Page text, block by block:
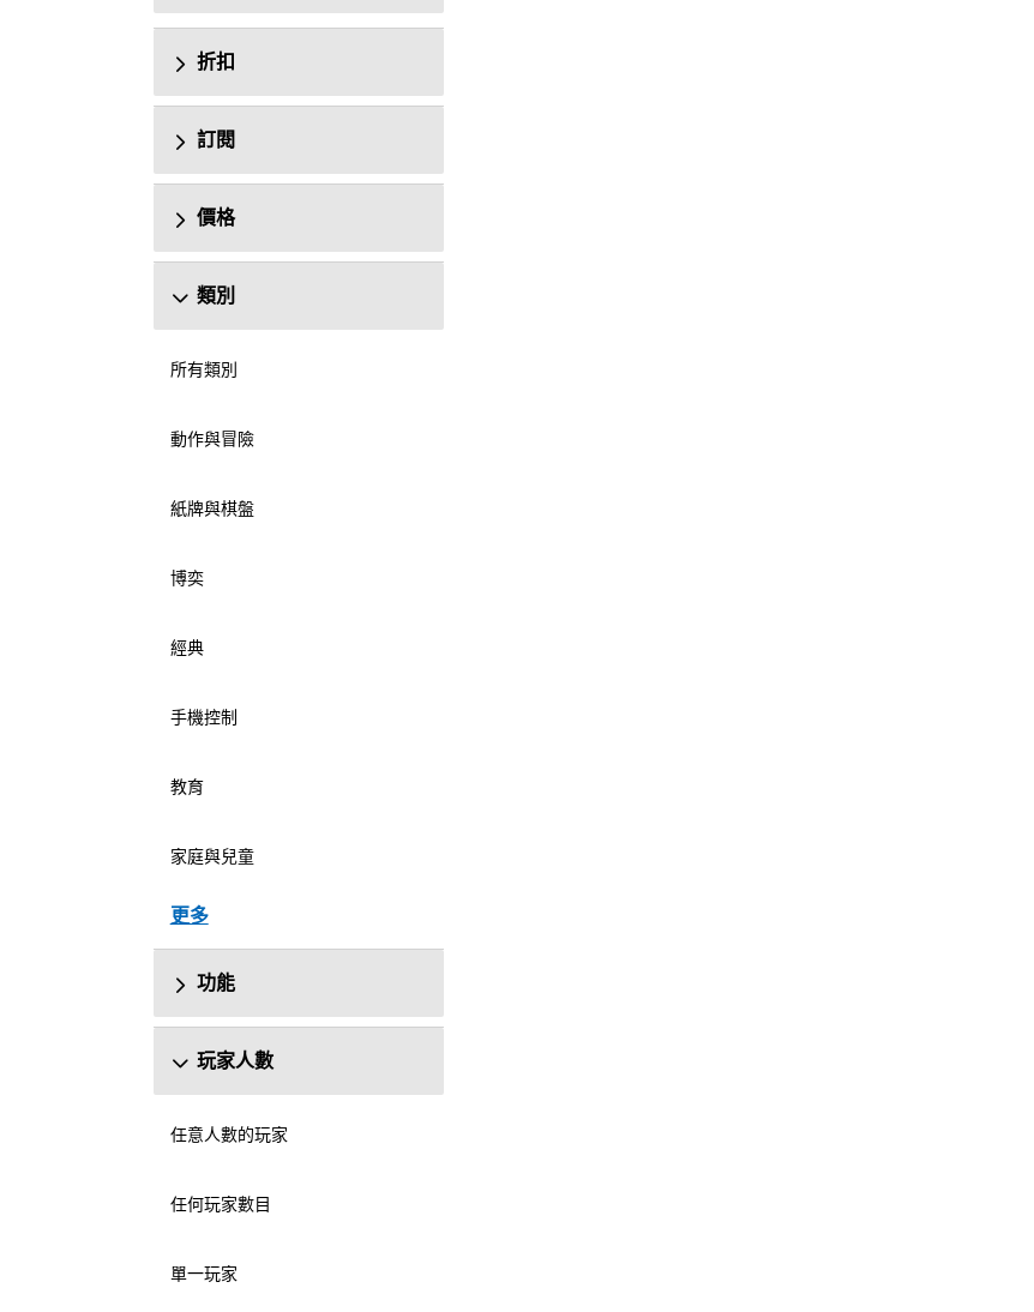
折扣
訂閱
價格
類別
所有類別
動作與冒險
紙牌與棋盤
博奕
經典
手機控制
教育
家庭與兒童
更多
功能
玩家人數
任意人數的玩家
任何玩家數目
單一玩家